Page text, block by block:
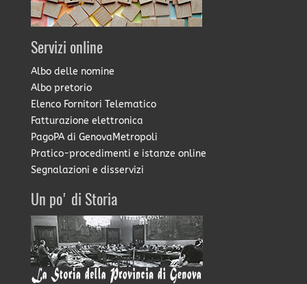
Servizi online
Albo delle nomine
Albo pretorio
Elenco Fornitori Telematico
Fatturazione elettronica
PagoPA di GenovaMetropoli
Pratico-procedimenti e istanze online
Segnalazioni e disservizi
Un po' di Storia